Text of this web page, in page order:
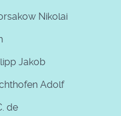
Nikolai
Jakob
Adolf
de